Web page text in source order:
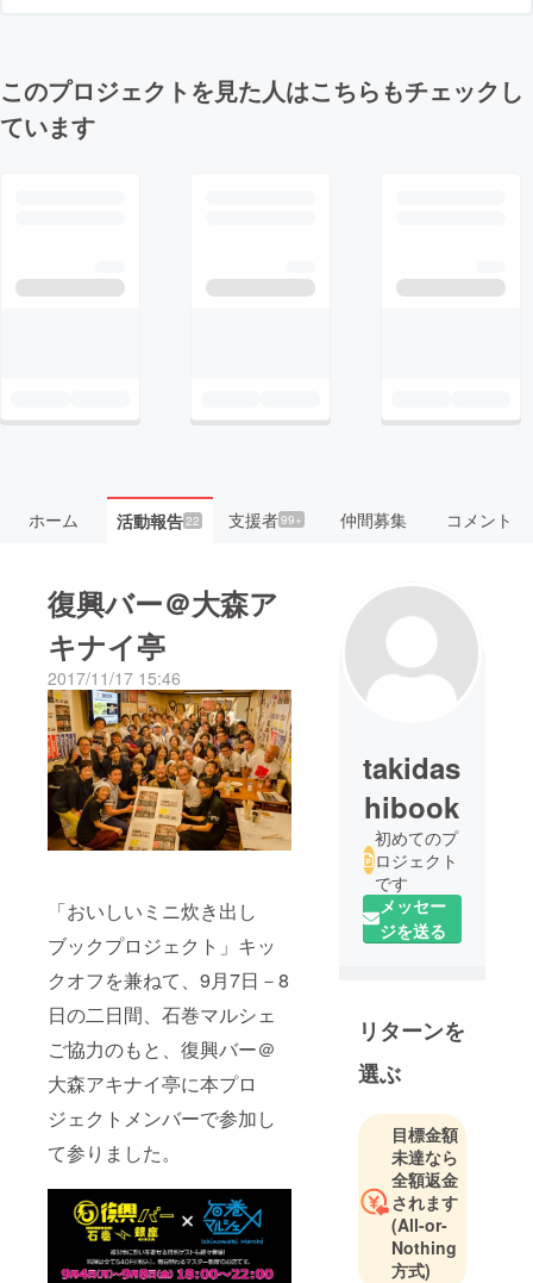
このプロジェクトを見た人はこちらもチェックし
ています
ホーム 活動報告22 支援者99+ 仲間募集 コメント
復興バー＠大森ア
キナイ亭
2017/11/17 15:46
「おいしいミニ炊き出し
ブックプロジェクト」キッ
クオフを兼ねて、9月7日－8
日の二日間、石巻マルシェ
ご協力のもと、復興バー＠
大森アキナイ亭に本プロ
ジェクトメンバーで参加し
て参りました。
takidas
hibook
初めてのプ
ロジェクト
です
メッセー
ジを送る
リターンを
選ぶ
目標金額
未達なら
全額返金
されます
(All-or-
Nothing
方式)